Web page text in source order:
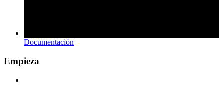
Documentación
Empieza